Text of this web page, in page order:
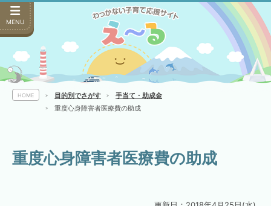
MENU
HOME 目的別でさがす
手当て・助成金
重度心身障害者医療費の助成
重度心身障害者医療費の助成